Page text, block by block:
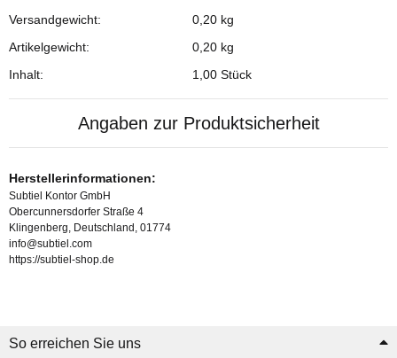
Versandgewicht:
0,20 kg
Artikelgewicht:
0,20 kg
Inhalt:
1,00 Stück
Angaben zur Produktsicherheit
Herstellerinformationen:
Subtiel Kontor GmbH
Obercunnersdorfer Straße 4
Klingenberg, Deutschland, 01774
info@subtiel.com
https://subtiel-shop.de
So erreichen Sie uns